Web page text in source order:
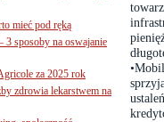
mieć pod ręką
3 sposoby na oswajanie
za 2025 rok
zdrowia lekarstwem na